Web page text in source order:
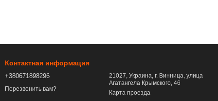
Контактная информация
+380671898296
Перезвонить вам?
21027, Украина, г. Винница, улица
Агатангела Крымского, 46
Карта проезда